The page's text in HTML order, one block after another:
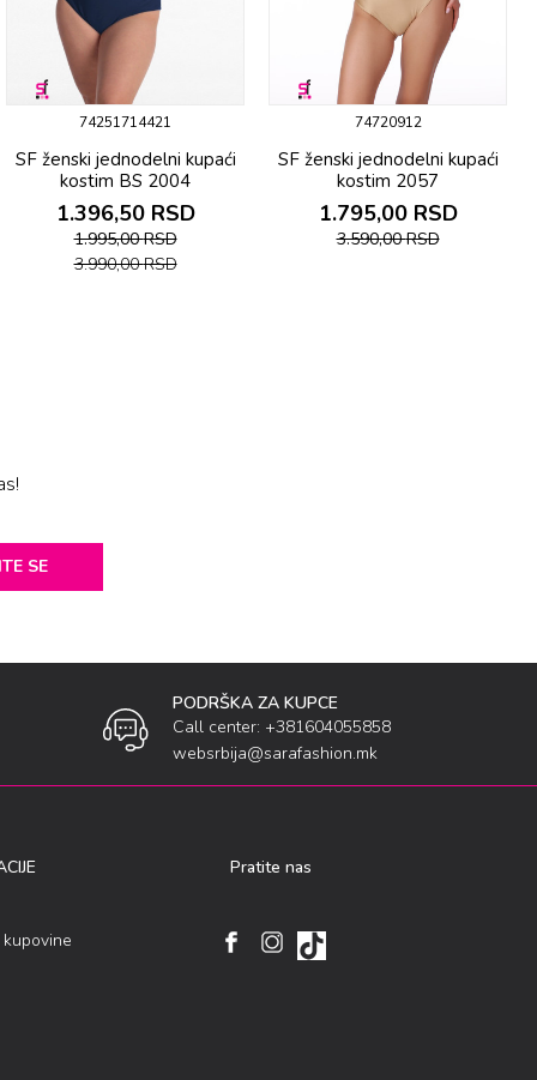
74251714421
SF ženski jеdnоdеlni kupaći
kоstim BS 2004
1.396,50 RSD
1.995,00RSD
3.990,00RSD
74720912
SF ženski jеdnоdеlni kupaći
kоstim 2057
1.795,00 RSD
3.590,00RSD
SE
PODRŠKA ZA KUPCE
Call center: +381604055858
websrbija@sarafashion.mk
Pratite nas